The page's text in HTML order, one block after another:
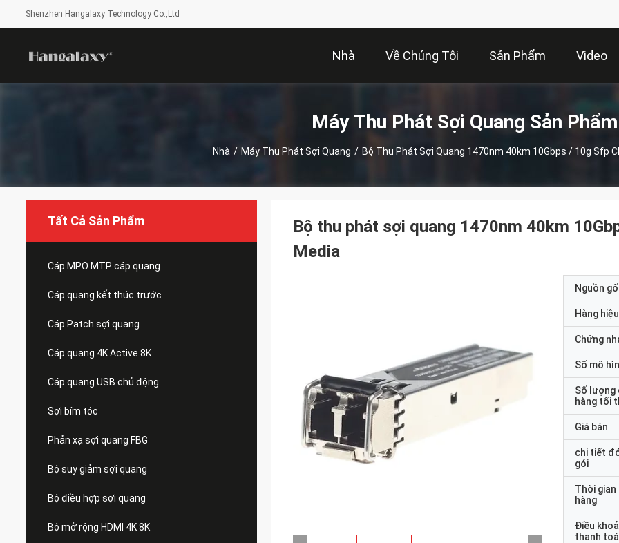
Shenzhen Hangalaxy Technology Co.,Ltd
Nhà Về Chúng Tôi Sản Phẩm Video
Máy Thu Phát Sợi Quang Sản Phẩm
Nhà / Máy Thu Phát Sợi Quang / Bộ Thu Phát Sợi Quang 1470nm 40km 10Gbps / 10g Sfp
Tất Cả Sản Phẩm
Cáp MPO MTP cáp quang
Cáp quang kết thúc trước
Cáp Patch sợi quang
Cáp quang 4K Active 8K
Cáp quang USB chủ động
Sợi bím tóc
Phản xạ sợi quang FBG
Bộ suy giảm sợi quang
Bộ điều hợp sợi quang
Bộ mở rộng HDMI 4K 8K
Bộ thu phát sợi quang 1470nm 40km
Media
Nguồn
Hàng hiệu
Chứng
Số mô
Số lượng
hàng tối
Giá bán
chi tiết
gói
Thời gian
hàng
Điều
thanh